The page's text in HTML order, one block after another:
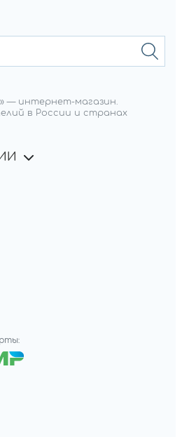
— интернет-магазин.
в России и странах